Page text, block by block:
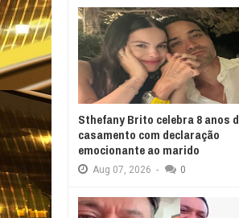
Sthefany Brito celebra 8 anos
casamento com declaração
emocionante ao marido
Aug 07, 2026 - 0